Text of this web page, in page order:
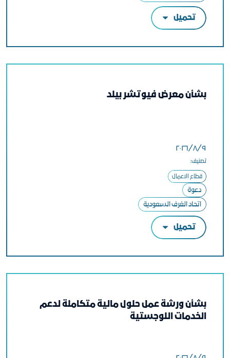
تحميل
بشأن معرض فيوتشر بيلد
٩‏/٨‏/٢٠٢٦
تصنيف:
قطاع الاعمال
دعوة
اتحاد الغرف السعودية
تحميل
بشأن ورشة عمل حلول مالية متكاملة لدعم
الخدمات اللوجستية